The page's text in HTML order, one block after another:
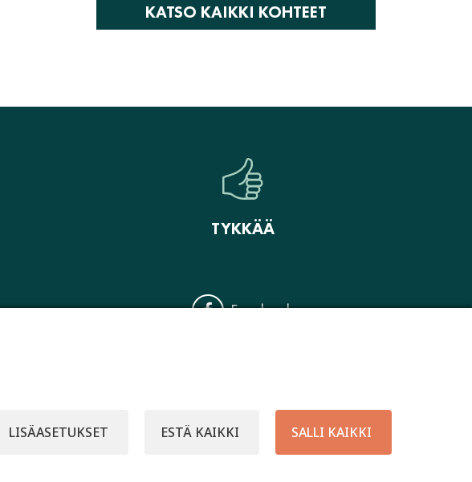
KATSO KAIKKI KOHTEET
TYKKÄÄ
Facebook
LISÄASETUKSET ESTÄ KAIKKI SALLI KAIKKI